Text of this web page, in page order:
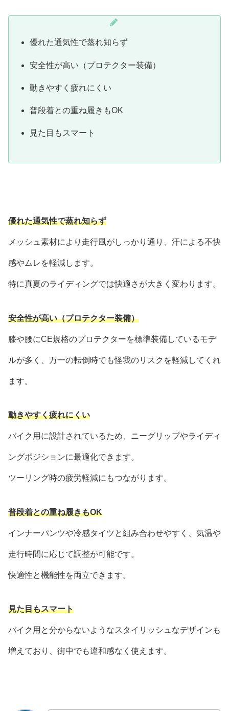
優れた通気性で蒸れ知らず
安全性が高い（プロテクター装備）
動きやすく疲れにくい
普段着との重ね履きもOK
見た目もスマート
優れた通気性で蒸れ知らず
メッシュ素材により走行風がしっかり通り、汗による不快
感やムレを軽減します。
特に真夏のライディングでは快適さが大きく変わります。
安全性が高い（プロテクター装備）
膝や腰にCE規格のプロテクターを標準装備しているモデ
ルが多く、万一の転倒時でも怪我のリスクを軽減してくれ
ます。
動きやすく疲れにくい
バイク用に設計されているため、ニーグリップやライディ
ングポジションに最適化できます。
ツーリング時の疲労軽減にもつながります。
普段着との重ね履きもOK
インナーパンツや冷感タイツと組み合わせやすく、気温や
走行時間に応じて調整が可能です。
快適性と機能性を両立できます。
見た目もスマート
バイク用と分からないようなスタイリッシュなデザインも
増えており、街中でも違和感なく使えます。